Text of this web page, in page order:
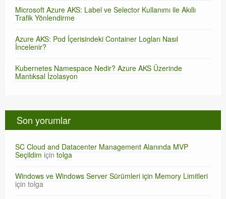
Microsoft Azure AKS: Label ve Selector Kullanımı ile Akıllı
Trafik Yönlendirme
Azure AKS: Pod İçerisindeki Container Logları Nasıl
İncelenir?
Kubernetes Namespace Nedir? Azure AKS Üzerinde
Mantıksal İzolasyon
Son yorumlar
SC Cloud and Datacenter Management Alanında MVP
Seçildimiçintolga
Windows ve Windows Server Sürümleri için Memory Limitleri
içintolga